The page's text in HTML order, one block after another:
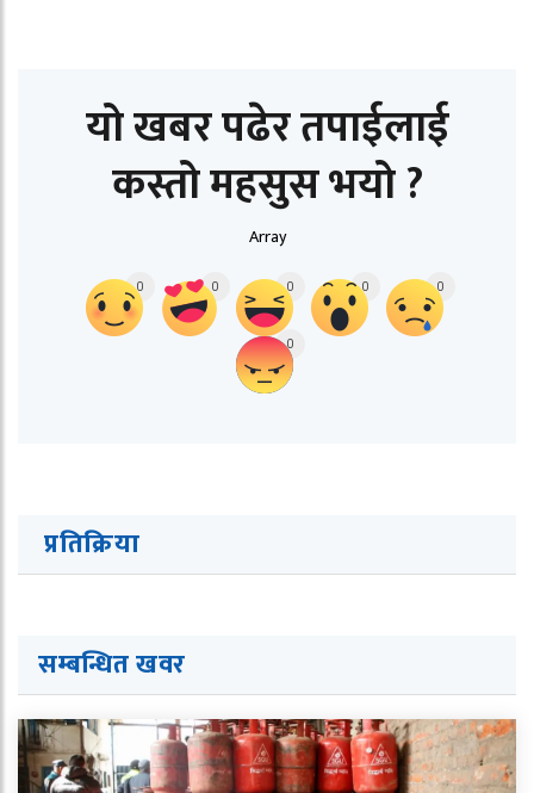
यो खबर पढेर तपाईलाई
कस्तो महसुस भयो ?
Array
0 0 0 0 0
0
प्रतिक्रिया
सम्बन्धित खवर